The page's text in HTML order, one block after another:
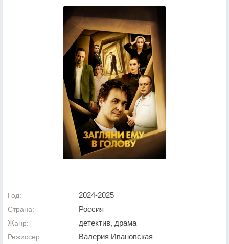
Год: 2024-2025
Страна: Россия
Жанр: детектив, драма
Режиссер: Валерия Ивановская